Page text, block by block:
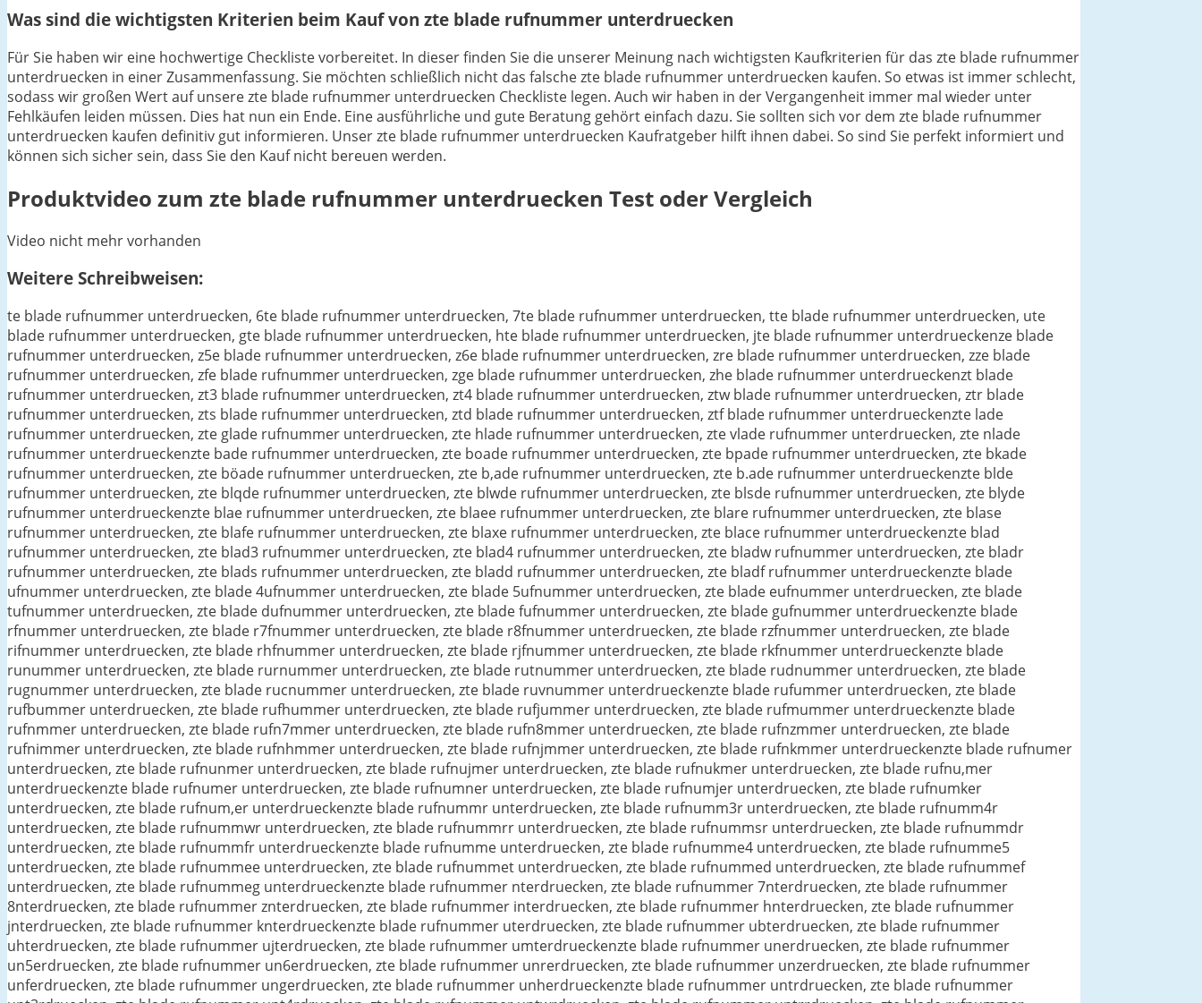
Was sind die wichtigsten Kriterien beim Kauf von zte blade rufnummer unterdruecken
Für Sie haben wir eine hochwertige Checkliste vorbereitet. In dieser finden Sie die unserer Meinung nach wichtigsten Kaufkriterien für das zte blade rufnummer
unterdruecken in einer Zusammenfassung. Sie möchten schließlich nicht das falsche zte blade rufnummer unterdruecken kaufen. So etwas ist immer schlecht,
sodass wir großen Wert auf unsere zte blade rufnummer unterdruecken Checkliste legen. Auch wir haben in der Vergangenheit immer mal wieder unter
Fehlkäufen leiden müssen. Dies hat nun ein Ende. Eine ausführliche und gute Beratung gehört einfach dazu. Sie sollten sich vor dem zte blade rufnummer
unterdruecken kaufen definitiv gut informieren. Unser zte blade rufnummer unterdruecken Kaufratgeber hilft ihnen dabei. So sind Sie perfekt informiert und
können sich sicher sein, dass Sie den Kauf nicht bereuen werden.
Produktvideo zum zte blade rufnummer unterdruecken Test oder Vergleich
Video nicht mehr vorhanden
Weitere Schreibweisen:
te blade rufnummer unterdruecken, 6te blade rufnummer unterdruecken, 7te blade rufnummer unterdruecken, tte blade rufnummer unterdruecken, ute
blade rufnummer unterdruecken, gte blade rufnummer unterdruecken, hte blade rufnummer unterdruecken, jte blade rufnummer unterdrueckenze blade
rufnummer unterdruecken, z5e blade rufnummer unterdruecken, z6e blade rufnummer unterdruecken, zre blade rufnummer unterdruecken, zze blade
rufnummer unterdruecken, zfe blade rufnummer unterdruecken, zge blade rufnummer unterdruecken, zhe blade rufnummer unterdrueckenzt blade
rufnummer unterdruecken, zt3 blade rufnummer unterdruecken, zt4 blade rufnummer unterdruecken, ztw blade rufnummer unterdruecken, ztr blade
rufnummer unterdruecken, zts blade rufnummer unterdruecken, ztd blade rufnummer unterdruecken, ztf blade rufnummer unterdrueckenzte lade
rufnummer unterdruecken, zte glade rufnummer unterdruecken, zte hlade rufnummer unterdruecken, zte vlade rufnummer unterdruecken, zte nlade
rufnummer unterdrueckenzte bade rufnummer unterdruecken, zte boade rufnummer unterdruecken, zte bpade rufnummer unterdruecken, zte bkade
rufnummer unterdruecken, zte böade rufnummer unterdruecken, zte b,ade rufnummer unterdruecken, zte b.ade rufnummer unterdrueckenzte blde
rufnummer unterdruecken, zte blqde rufnummer unterdruecken, zte blwde rufnummer unterdruecken, zte blsde rufnummer unterdruecken, zte blyde
rufnummer unterdrueckenzte blae rufnummer unterdruecken, zte blaee rufnummer unterdruecken, zte blare rufnummer unterdruecken, zte blase
rufnummer unterdruecken, zte blafe rufnummer unterdruecken, zte blaxe rufnummer unterdruecken, zte blace rufnummer unterdrueckenzte blad
rufnummer unterdruecken, zte blad3 rufnummer unterdruecken, zte blad4 rufnummer unterdruecken, zte bladw rufnummer unterdruecken, zte bladr
rufnummer unterdruecken, zte blads rufnummer unterdruecken, zte bladd rufnummer unterdruecken, zte bladf rufnummer unterdrueckenzte blade
ufnummer unterdruecken, zte blade 4ufnummer unterdruecken, zte blade 5ufnummer unterdruecken, zte blade eufnummer unterdruecken, zte blade
tufnummer unterdruecken, zte blade dufnummer unterdruecken, zte blade fufnummer unterdruecken, zte blade gufnummer unterdrueckenzte blade
rfnummer unterdruecken, zte blade r7fnummer unterdruecken, zte blade r8fnummer unterdruecken, zte blade rzfnummer unterdruecken, zte blade
rifnummer unterdruecken, zte blade rhfnummer unterdruecken, zte blade rjfnummer unterdruecken, zte blade rkfnummer unterdrueckenzte blade
runummer unterdruecken, zte blade rurnummer unterdruecken, zte blade rutnummer unterdruecken, zte blade rudnummer unterdruecken, zte blade
rugnummer unterdruecken, zte blade rucnummer unterdruecken, zte blade ruvnummer unterdrueckenzte blade rufummer unterdruecken, zte blade
rufbummer unterdruecken, zte blade rufhummer unterdruecken, zte blade rufjummer unterdruecken, zte blade rufmummer unterdrueckenzte blade
rufnmmer unterdruecken, zte blade rufn7mmer unterdruecken, zte blade rufn8mmer unterdruecken, zte blade rufnzmmer unterdruecken, zte blade
rufnimmer unterdruecken, zte blade rufnhmmer unterdruecken, zte blade rufnjmmer unterdruecken, zte blade rufnkmmer unterdrueckenzte blade rufnumer
unterdruecken, zte blade rufnunmer unterdruecken, zte blade rufnujmer unterdruecken, zte blade rufnukmer unterdruecken, zte blade rufnu,mer
unterdrueckenzte blade rufnumer unterdruecken, zte blade rufnumner unterdruecken, zte blade rufnumjer unterdruecken, zte blade rufnumker
unterdruecken, zte blade rufnum,er unterdrueckenzte blade rufnummr unterdruecken, zte blade rufnumm3r unterdruecken, zte blade rufnumm4r
unterdruecken, zte blade rufnummwr unterdruecken, zte blade rufnummrr unterdruecken, zte blade rufnummsr unterdruecken, zte blade rufnummdr
unterdruecken, zte blade rufnummfr unterdrueckenzte blade rufnumme unterdruecken, zte blade rufnumme4 unterdruecken, zte blade rufnumme5
unterdruecken, zte blade rufnummee unterdruecken, zte blade rufnummet unterdruecken, zte blade rufnummed unterdruecken, zte blade rufnummef
unterdruecken, zte blade rufnummeg unterdrueckenzte blade rufnummer nterdruecken, zte blade rufnummer 7nterdruecken, zte blade rufnummer
8nterdruecken, zte blade rufnummer znterdruecken, zte blade rufnummer interdruecken, zte blade rufnummer hnterdruecken, zte blade rufnummer
jnterdruecken, zte blade rufnummer knterdrueckenzte blade rufnummer uterdruecken, zte blade rufnummer ubterdruecken, zte blade rufnummer
uhterdruecken, zte blade rufnummer ujterdruecken, zte blade rufnummer umterdrueckenzte blade rufnummer unerdruecken, zte blade rufnummer
un5erdruecken, zte blade rufnummer un6erdruecken, zte blade rufnummer unrerdruecken, zte blade rufnummer unzerdruecken, zte blade rufnummer
unferdruecken, zte blade rufnummer ungerdruecken, zte blade rufnummer unherdrueckenzte blade rufnummer untrdruecken, zte blade rufnummer